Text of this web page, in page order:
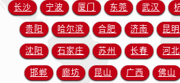
长沙 宁波 厦门 东莞 武汉
贵阳 哈尔滨 合肥 济南 昆明
沈阳 石家庄 苏州 长春 河北
邯郸 廊坊 昆山 广西 佛山